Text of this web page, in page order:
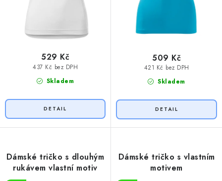
Skladem
437 Kč bez DPH
529 Kč
Skladem
421 Kč bez DPH
509 Kč
Dámské tričko s dlouhým
rukávem vlastní motiv
Dámské tričko s vlastním
motivem